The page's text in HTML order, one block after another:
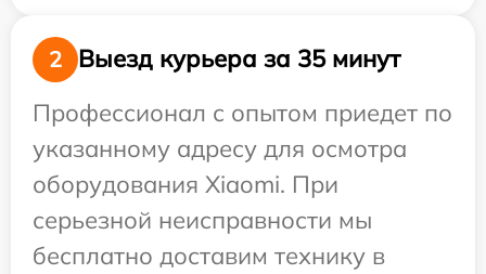
2
Выезд курьера за 35 минут
Профессионал с опытом приедет по
указанному адресу для осмотра
оборудования Xiaomi. При
серьезной неисправности мы
бесплатно доставим технику в